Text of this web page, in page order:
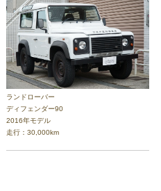
ランドローバー
ディフェンダー90
2016年モデル
走行：30,000km